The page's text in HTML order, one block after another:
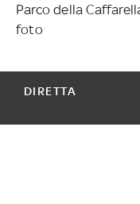
Parco della
foto
DIRETTA